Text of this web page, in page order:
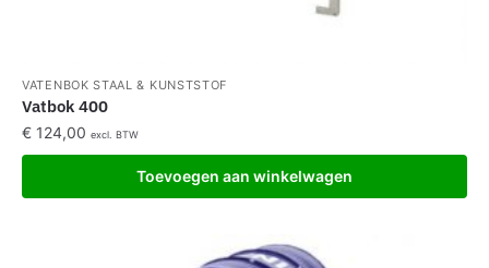
VATENBOK STAAL & KUNSTSTOF
Vatbok 400
€ 124,00 excl. BTW
Toevoegen aan winkelwagen